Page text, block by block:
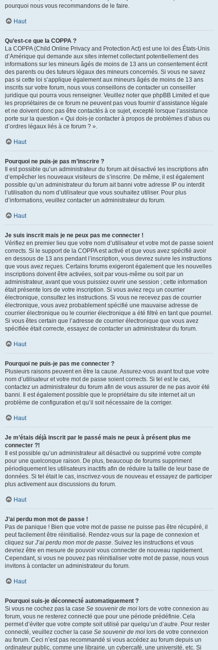
pourquoi nous vous recommandons de le faire.
Haut
Qu’est-ce que la COPPA ?
La COPPA (Child Online Privacy and Protection Act) est une loi des États-Unis
d’Amérique qui demande aux sites internet collectant potentiellement des
informations sur les mineurs âgés de moins de 13 ans un consentement écrit
des parents ou des tuteurs légaux des mineurs concernés. Si vous ne savez
pas si cette loi s’applique également aux mineurs âgés de moins de 13 ans
inscrits sur votre forum, nous vous conseillons de contacter un conseiller
juridique qui pourra vous renseigner. Veuillez noter que phpBB Limited et que
les propriétaires de ce forum ne peuvent pas vous fournir d’assistance légale
et ne doivent donc pas être contactés à ce sujet, excepté lorsque l’assistance
porte sur la question « Qui dois-je contacter à propos de problèmes d’abus ou
d’ordres légaux liés à ce forum ? ».
Haut
Pourquoi ne puis-je pas m’inscrire ?
Il est possible qu’un administrateur du forum ait désactivé les inscriptions afin
d’empêcher les nouveaux visiteurs de s’inscrire. De même, il est également
possible qu’un administrateur du forum ait banni votre adresse IP ou interdit
l’utilisation du nom d’utilisateur que vous souhaitez utiliser. Pour plus
d’informations, veuillez contacter un administrateur du forum.
Haut
Je suis inscrit mais je ne peux pas me connecter !
Vérifiez en premier lieu que votre nom d’utilisateur et votre mot de passe soient
corrects. Si le support de la COPPA est activé et que vous avez spécifié avoir
en dessous de 13 ans pendant l’inscription, vous devrez suivre les instructions
que vous avez reçues. Certains forums exigeront également que les nouvelles
inscriptions doivent être activées, soit par vous-même ou soit par un
administrateur, avant que vous puissiez ouvrir une session ; cette information
était présente lors de votre inscription. Si vous aviez reçu un courrier
électronique, consultez les instructions. Si vous ne recevez pas de courrier
électronique, vous avez probablement spécifié une mauvaise adresse de
courrier électronique ou le courrier électronique a été filtré en tant que pourriel.
Si vous êtes certain que l’adresse de courrier électronique que vous avez
spécifiée était correcte, essayez de contacter un administrateur du forum.
Haut
Pourquoi ne puis-je pas me connecter ?
Plusieurs raisons peuvent en être la cause. Assurez-vous avant tout que votre
nom d’utilisateur et votre mot de passe soient corrects. Si tel est le cas,
contactez un administrateur du forum afin de vous assurer de ne pas avoir été
banni. Il est également possible que le propriétaire du site internet ait un
problème de configuration et qu’il soit nécessaire de la corriger.
Haut
Je m’étais déjà inscrit par le passé mais ne peux à présent plus me
connecter ?!
Il est possible qu’un administrateur ait désactivé ou supprimé votre compte
pour une quelconque raison. De plus, beaucoup de forums suppriment
périodiquement les utilisateurs inactifs afin de réduire la taille de leur base de
données. Si tel était le cas, inscrivez-vous de nouveau et essayez de participer
plus activement aux discussions du forum.
Haut
J’ai perdu mon mot de passe !
Pas de panique ! Bien que votre mot de passe ne puisse pas être récupéré, il
peut facilement être réinitialisé. Rendez-vous sur la page de connexion et
cliquez sur J’ai perdu mon mot de passe. Suivez les instructions et vous
devriez être en mesure de pouvoir vous connecter de nouveau rapidement.
Cependant, si vous ne pouvez pas réinitialiser votre mot de passe, nous vous
invitons à contacter un administrateur du forum.
Haut
Pourquoi suis-je déconnecté automatiquement ?
Si vous ne cochez pas la case Se souvenir de moi lors de votre connexion au
forum, vous ne resterez connecté que pour une période prédéfinie. Cela
permet d’éviter que votre compte soit utilisé par quelqu’un d’autre. Pour rester
connecté, veuillez cocher la case Se souvenir de moi lors de votre connexion
au forum. Ceci n’est pas recommandé si vous accédez au forum depuis un
ordinateur public, comme une librairie, un cybercafé, une université, etc. Si